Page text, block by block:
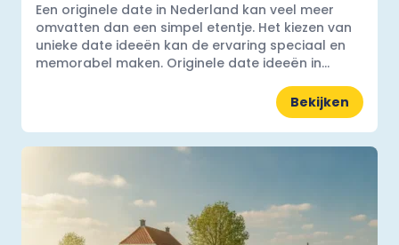
Een originele date in Nederland kan veel meer
omvatten dan een simpel etentje. Het kiezen van
unieke date ideeën kan de ervaring speciaal en
memorabel maken. Originele date ideeën in...
Bekijken